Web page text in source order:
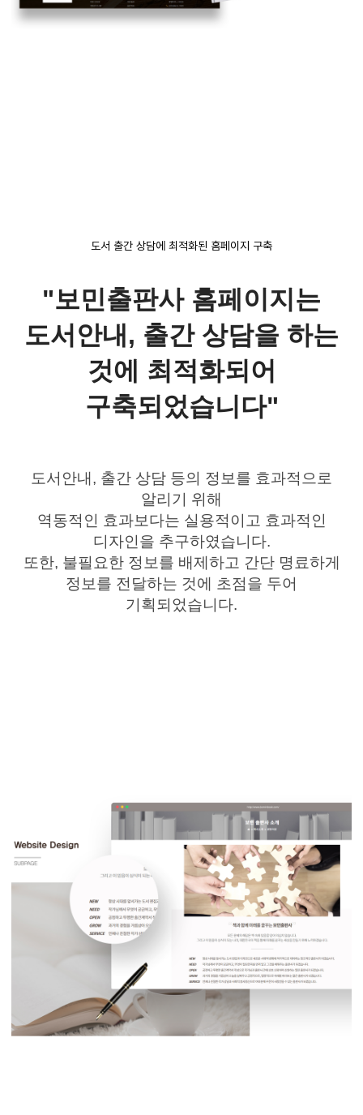
도서 출간 상담에 최적화된 홈페이지 구축
"보민출판사 홈페이지는
도서안내, 출간 상담을 하는
것에 최적화되어
구축되었습니다"
도서안내, 출간 상담 등의 정보를 효과적으로
알리기 위해
역동적인 효과보다는 실용적이고 효과적인
디자인을 추구하였습니다.
또한, 불필요한 정보를 배제하고 간단 명료하게
정보를 전달하는 것에 초점을 두어
기획되었습니다.